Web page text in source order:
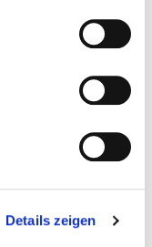
Details zeigen